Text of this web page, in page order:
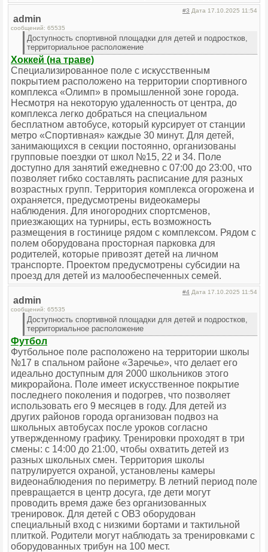
#3 Дата 17.10.2025 11:54
admin
сообщений: 65535
Доступность спортивной площадки для детей и подростков,
территориальное расположение
Хоккей (на траве)
Специализированное поле с искусственным
покрытием расположено на территории спортивного
комплекса «Олимп» в промышленной зоне города.
Несмотря на некоторую удаленность от центра, до
комплекса легко добраться на специальном
бесплатном автобусе, который курсирует от станции
метро «Спортивная» каждые 30 минут. Для детей,
занимающихся в секции постоянно, организованы
групповые поездки от школ №15, 22 и 34. Поле
доступно для занятий ежедневно с 07:00 до 23:00, что
позволяет гибко составлять расписание для разных
возрастных групп. Территория комплекса огорожена и
охраняется, предусмотрены видеокамеры
наблюдения. Для иногородних спортсменов,
приезжающих на турниры, есть возможность
размещения в гостинице рядом с комплексом. Рядом с
полем оборудована просторная парковка для
родителей, которые привозят детей на личном
транспорте. Проектом предусмотрены субсидии на
проезд для детей из малообеспеченных семей.
#4 Дата 17.10.2025 11:54
admin
сообщений: 65535
Доступность спортивной площадки для детей и подростков,
территориальное расположение
Футбол
Футбольное поле расположено на территории школы
№17 в спальном районе «Заречье», что делает его
идеально доступным для 2000 школьников этого
микрорайона. Поле имеет искусственное покрытие
последнего поколения и подогрев, что позволяет
использовать его 9 месяцев в году. Для детей из
других районов города организован подвоз на
школьных автобусах после уроков согласно
утвержденному графику. Тренировки проходят в три
смены: с 14:00 до 21:00, чтобы охватить детей из
разных школьных смен. Территория школы
патрулируется охраной, установлены камеры
видеонаблюдения по периметру. В летний период поле
превращается в центр досуга, где дети могут
проводить время даже без организованных
тренировок. Для детей с ОВЗ оборудован
специальный вход с низкими бортами и тактильной
плиткой. Родители могут наблюдать за тренировками с
оборудованных трибун на 100 мест.